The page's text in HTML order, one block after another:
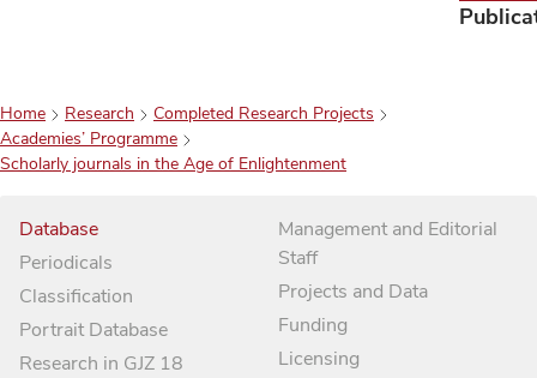
Home Research
Completed Research Projects
Academies’ Programme
Scholarly journals in the Age of Enlightenment
Database
Periodicals
Classification
Portrait Database
Research in GJZ 18
Management and Editorial
Staff
Projects and Data
Funding
Licensing